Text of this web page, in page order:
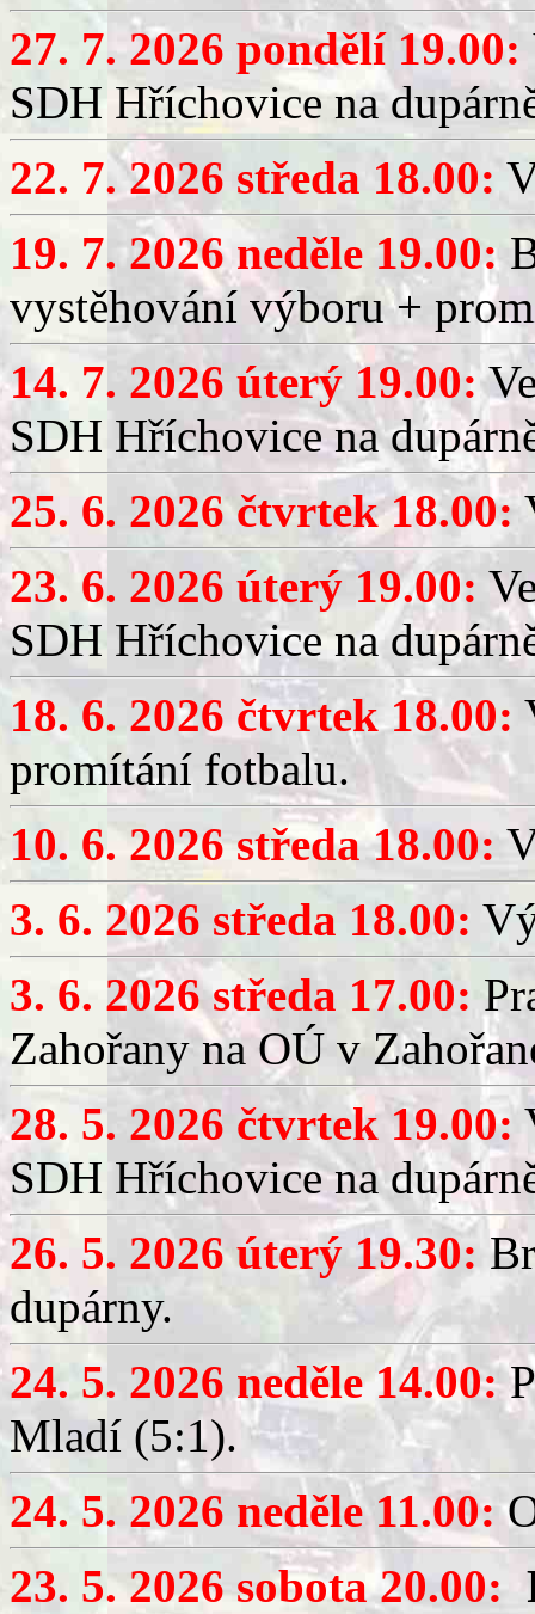
27. 7. 2026 pondělí 19.00:
SDH Hříchovice na
22. 7. 2026 středa 18.00:
19. 7. 2026 neděle 19.00:
vystěhování výboru +
14. 7. 2026 úterý 19.00:
SDH Hříchovice na
25. 6. 2026 čtvrtek 18.00:
23. 6. 2026 úterý 19.00:
SDH Hříchovice na
18. 6. 2026 čtvrtek 18.00:
promítání fotbalu.
10. 6. 2026 středa 18.00:
3. 6. 2026 středa 18.00:
3. 6. 2026 středa 17.00:
Zahořany na OÚ v
28. 5. 2026 čtvrtek 19.00:
SDH Hříchovice na
26. 5. 2026 úterý 19.30:
dupárny.
24. 5. 2026 neděle 14.00:
Mladí (5:1).
24. 5. 2026 neděle 11.00:
23. 5. 2026 sobota 20.00: